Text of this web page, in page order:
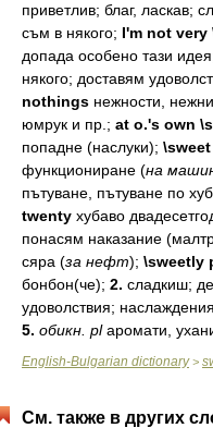
приветлив; благ, ласкав;
съм в някого; I'm not very
допада особено тази
някого; доставям
nothings нежности, нежни
юмрук и пр.; at o.'s own
попадне (наслуки);
функциониране (на
пътуване, пътуване по
twenty хубаво
понасям наказание
сяра (за нефт); \sweetly
бонбон(че); 2. сладкиш;
удоволствия;
5. обикн. pl аромати,
English-Bulgarian dictionary>
См. также в других